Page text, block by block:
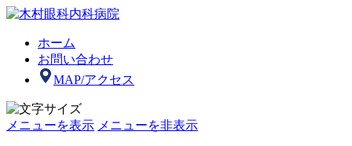
ホーム
お問い合わせ
MAP/アクセス
メニューを表示 メニューを非表示